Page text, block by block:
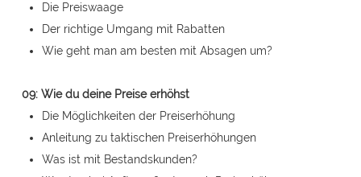
Die Preiswaage
Der richtige Umgang mit Rabatten
Wie geht man am besten mit Absagen um?
09: Wie du deine Preise erhöhst
Die Möglichkeiten der Preiserhöhung
Anleitung zu taktischen Preiserhöhungen
Was ist mit Bestandskunden?